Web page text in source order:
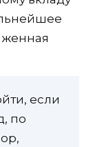
если
по